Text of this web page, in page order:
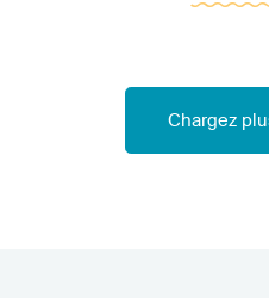
Chargez